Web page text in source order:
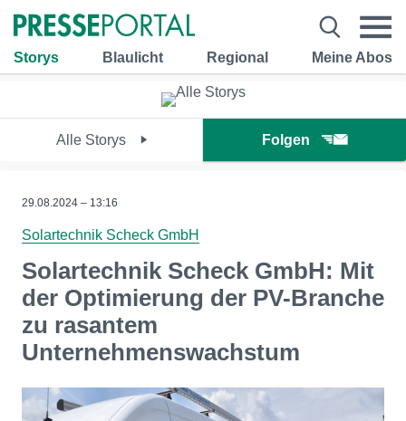
Storys Blaulicht Regional Meine Abos
Alle Storys Folgen
29.08.2024 – 13:16
Solartechnik Scheck GmbH
Solartechnik Scheck GmbH: Mit
der Optimierung der PV-Branche
zu rasantem
Unternehmenswachstum